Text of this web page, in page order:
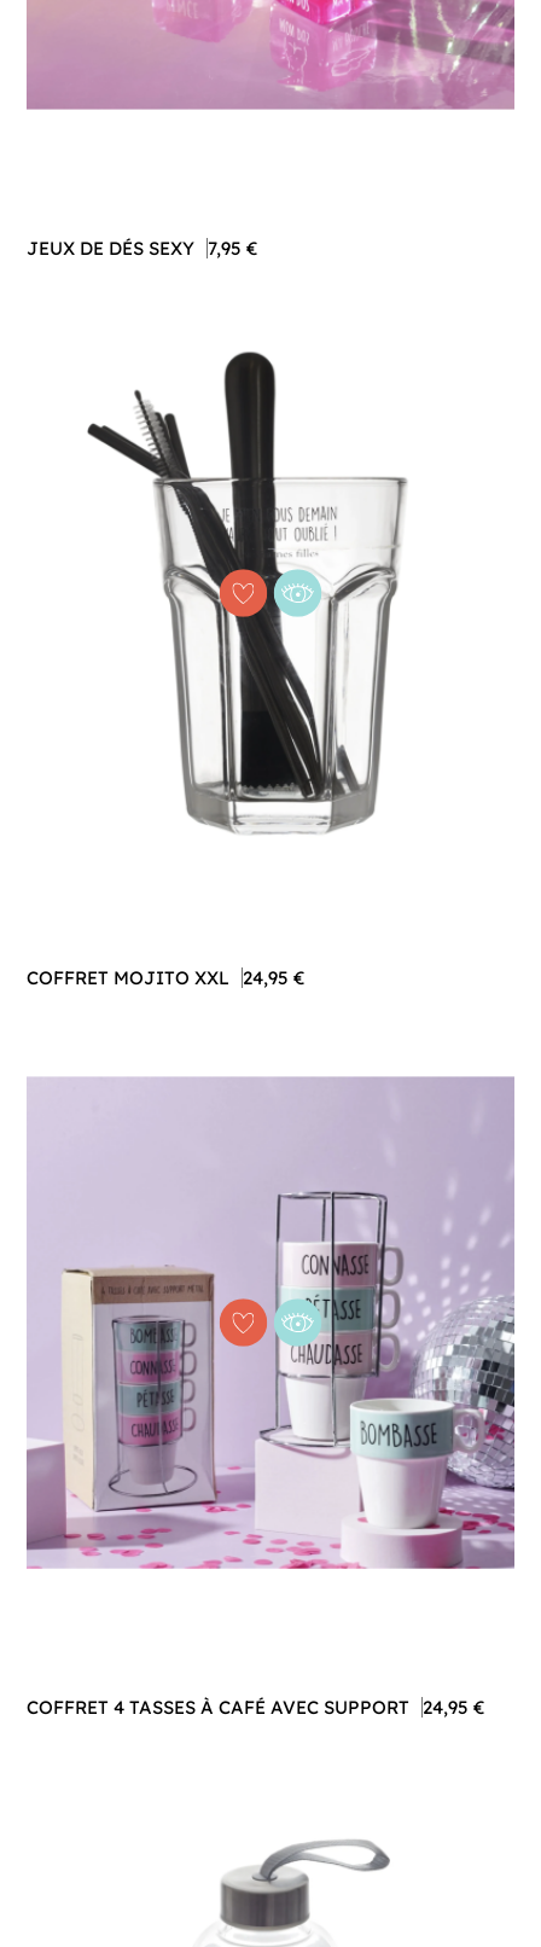
JEUX DE DÉS SEXY 7,95 €
COFFRET MOJITO XXL 24,95 €
COFFRET 4 TASSES À CAFÉ AVEC SUPPORT 24,95 €